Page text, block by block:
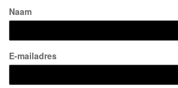
Naam
E-mailadres